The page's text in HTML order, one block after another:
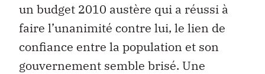
un budget 2010 austère qui a réussi à
faire l’unanimité contre lui, le lien de
confiance entre la population et son
gouvernement semble brisé. Une